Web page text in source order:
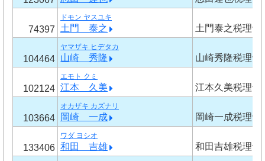
74397
ドモン ヤスユキ
土門 泰之 土門泰之税理士
104464
ヤマザキ ヒデタカ
山崎 秀隆 山崎秀隆税理士
102124
エモト クミ
江本 久美 江本久美税理士
103664
オカザキ カズナリ
岡崎 一成 岡崎一成税理士
133406
ワダ ヨシオ
和田 吉雄 和田吉雄税理士